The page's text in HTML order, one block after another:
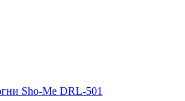
Sho-Me DRL-501